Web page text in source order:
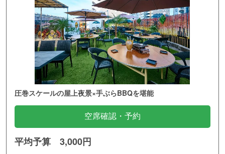
圧巻スケールの屋上夜景×手ぶらBBQを堪能
空席確認・予約
平均予算 3,000円